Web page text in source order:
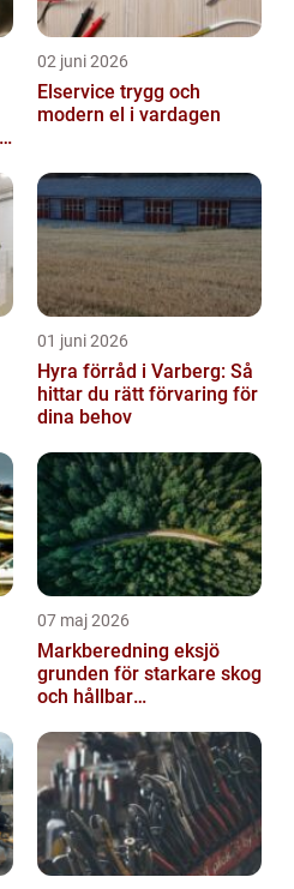
02 juni 2026
Elservice trygg och
modern el i vardagen
01 juni 2026
Hyra förråd i Varberg: Så
hittar du rätt förvaring för
dina behov
07 maj 2026
Markberedning eksjö
grunden för starkare skog
och hållbar